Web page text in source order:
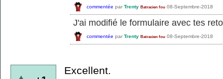
commentée par Trenty Batracien fou 08-Septembre-2018
J'ai modifié le formulaire avec tes
commentée par Trenty Batracien fou 08-Septembre-2018
Excellent.